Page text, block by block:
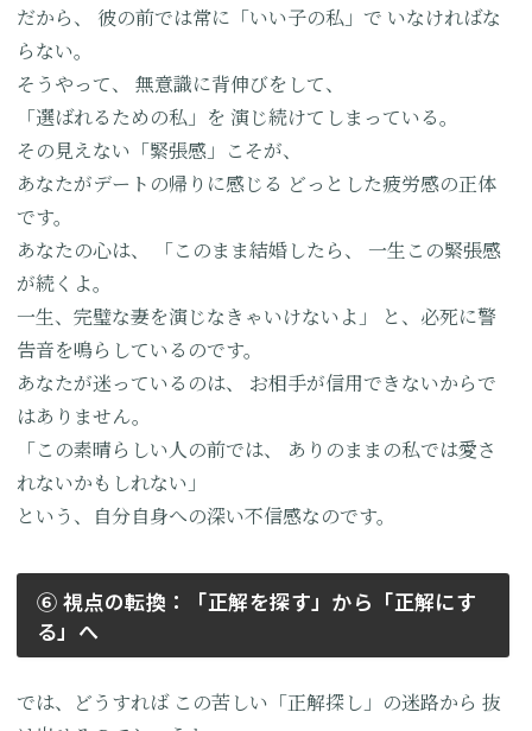
だから、
彼の前では常に「いい子の私」で いなければな
らない。
そうやって、
無意識に背伸びをして、
「選ばれるための私」を 演じ続けてしまっている。
その見えない「緊張感」こそが、
あなたがデートの帰りに感じる どっとした疲労感の正体
です。
あなたの心は、
「このまま結婚したら、
一生この緊張感
が続くよ。
一生、完璧な妻を演じなきゃいけないよ」
と、必死に警
告音を鳴らしているのです。
あなたが迷っているのは、
お相手が信用できないからで
はありません。
「この素晴らしい人の前では、
ありのままの私では愛さ
れないかもしれない」
という、自分自身への深い不信感なのです。
⑥ 視点の転換：「正解を探す」から「正解にす
る」へ
では、どうすれば この苦しい「正解探し」の迷路から 抜